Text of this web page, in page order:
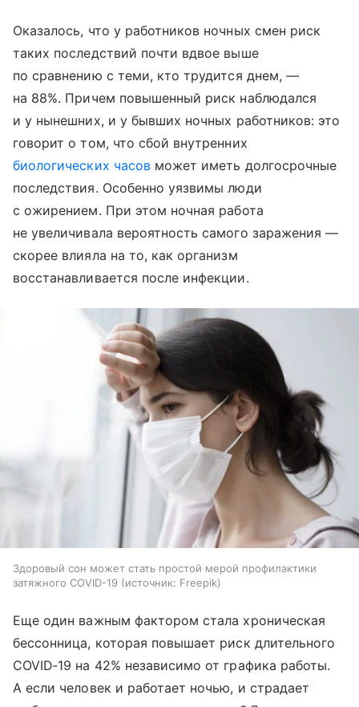
Оказалось, что у работников ночных смен риск
таких последствий почти вдвое выше
по сравнению с теми, кто трудится днем, —
на 88%. Причем повышенный риск наблюдался
и у нынешних, и у бывших ночных работников: это
говорит о том, что сбой внутренних
биологических часовможет иметь долгосрочные
последствия. Особенно уязвимы люди
с ожирением. При этом ночная работа
не увеличивала вероятность самого заражения —
скорее влияла на то, как организм
восстанавливается после инфекции.
Здоровый сон может стать простой мерой профилактики
затяжного COVID-19
источник: Freepik
Еще один важным фактором стала хроническая
бессонница, которая повышает риск длительного
COVID‑19 на 42% независимо от графика работы.
А если человек и работает ночью, и страдает